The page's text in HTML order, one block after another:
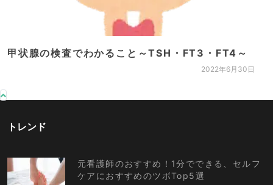
甲状腺の検査でわかること～TSH・FT3・FT4～
2022年6月30日
トレンド
元看護師のおすすめ！1分でできる、セルフ
ケアにおすすめのツボTop5選